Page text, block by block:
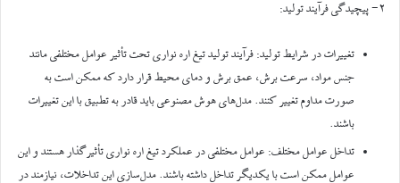
۲- پیچیدگی فرآیند تولید:
تغییرات در شرایط تولید: فرآیند تولید تیغ اره نواری تحت تأثیر عوامل مختلفی مانند
جنس مواد، سرعت برش، عمق برش و دمای محیط قرار دارد که ممکن است به
صورت مداوم تغییر کنند. مدل‌های هوش مصنوعی باید قادر به تطبیق با این تغییرات
باشند.
تداخل عوامل مختلف: عوامل مختلفی در عملکرد تیغ اره نواری تأثیرگذار هستند و این
عوامل ممکن است با یکدیگر تداخل داشته باشند. مدل‌سازی این تداخلات، نیازمند در